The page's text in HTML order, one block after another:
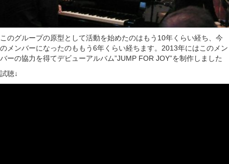
このグループの原型として活動を始めたのはもう10年くらい経ち、今
のメンバーになったのももう6年くらい経ちます。2013年にはこのメン
バーの協力を得てデビューアルバム”JUMP FOR JOY”を制作しました
試聴↓